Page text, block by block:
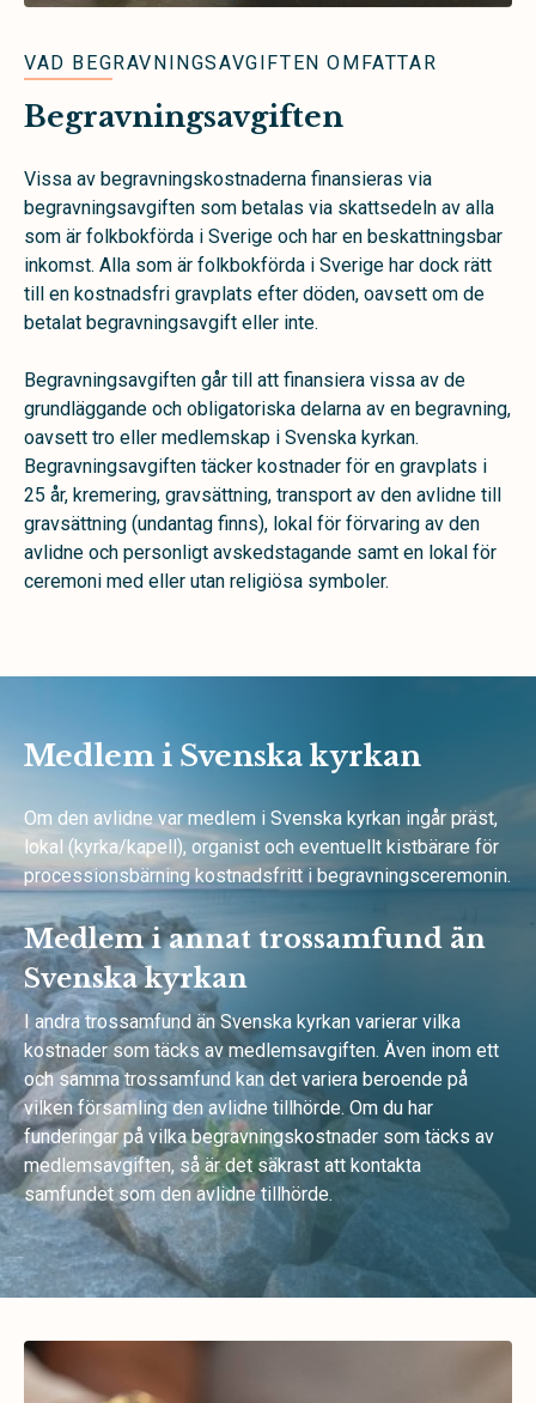
VAD BEGRAVNINGSAVGIFTEN OMFATTAR
Begravningsavgiften
Vissa av begravningskostnaderna finansieras via
begravningsavgiften som betalas via skattsedeln av alla
som är folkbokförda i Sverige och har en beskattningsbar
inkomst. Alla som är folkbokförda i Sverige har dock rätt
till en kostnadsfri gravplats efter döden, oavsett om de
betalat begravningsavgift eller inte.
Begravningsavgiften går till att finansiera vissa av de
grundläggande och obligatoriska delarna av en begravning,
oavsett tro eller medlemskap i Svenska kyrkan.
Begravningsavgiften täcker kostnader för en gravplats i
25 år, kremering, gravsättning, transport av den avlidne till
gravsättning (undantag finns), lokal för förvaring av den
avlidne och personligt avskedstagande samt en lokal för
ceremoni med eller utan religiösa symboler.
Medlem i Svenska kyrkan
Om den avlidne var medlem i Svenska kyrkan ingår präst,
lokal (kyrka/kapell), organist och eventuellt kistbärare för
processionsbärning kostnadsfritt i begravningsceremonin.
Medlem i annat trossamfund än
Svenska kyrkan
I andra trossamfund än Svenska kyrkan varierar vilka
kostnader som täcks av medlemsavgiften. Även inom ett
och samma trossamfund kan det variera beroende på
vilken församling den avlidne tillhörde. Om du har
funderingar på vilka begravningskostnader som täcks av
medlemsavgiften, så är det säkrast att kontakta
samfundet som den avlidne tillhörde.